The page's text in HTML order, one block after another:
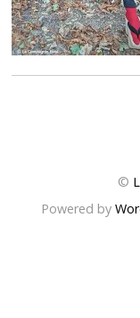
©
Powered by